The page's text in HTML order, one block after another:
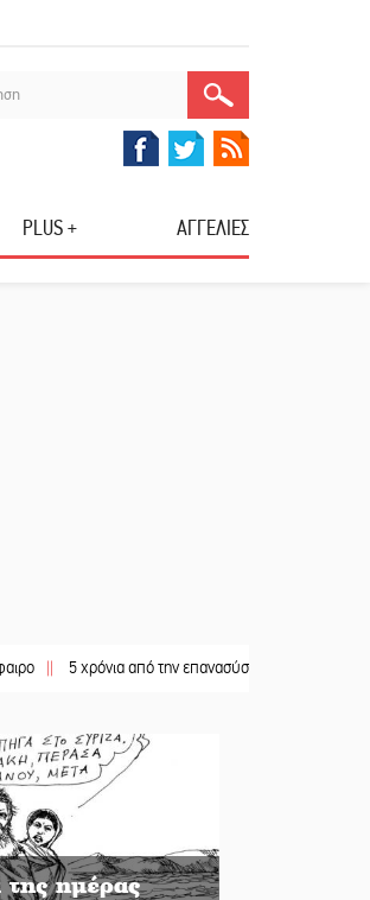
PLUS + ΑΓΓΕΛΙΕΣ
χρόνια από την επανασύσταση της ΙΜ Παναγίας
ημέρας